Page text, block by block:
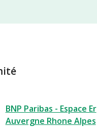
BNP Paribas - Espace Er
Auvergne Rhone Alpes